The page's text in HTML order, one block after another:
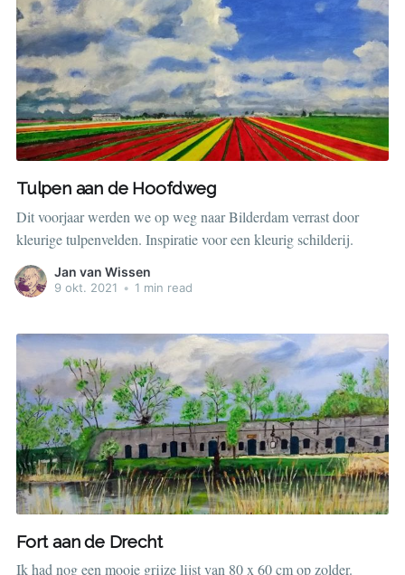
Tulpen aan de Hoofdweg
Dit voorjaar werden we op weg naar Bilderdam verrast door
kleurige tulpenvelden. Inspiratie voor een kleurig schilderij.
Jan van Wissen
9 okt. 2021 • 1 min read
Fort aan de Drecht
Ik had nog een mooie grijze lijst van 80 x 60 cm op zolder.